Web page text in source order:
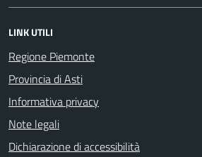
LINK UTILI
Regione Piemonte
Provincia di Asti
Informativa privacy
Note legali
Dichiarazione di accessibilità